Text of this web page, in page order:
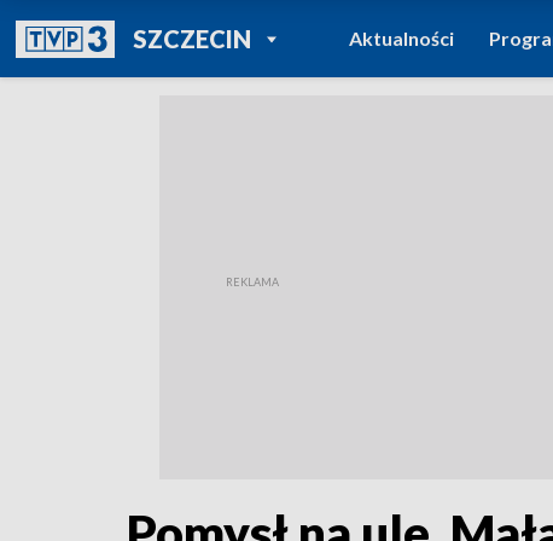
SZCZECINPOWRÓT DO
TVP REGIONY
Aktualności